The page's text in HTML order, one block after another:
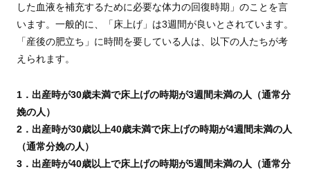
した血液を補充するために必要な体力の回復時期」のことを言
います。一般的に、「床上げ」は3週間が良いとされています。
「産後の肥立ち」に時間を要している人は、以下の人たちが考
えられます。
1．出産時が30歳未満で床上げの時期が3週間未満の人（通常分
娩の人）
2．出産時が30歳以上40歳未満で床上げの時期が4週間未満の人
（通常分娩の人）
3．出産時が40歳以上で床上げの時期が5週間未満の人（通常分